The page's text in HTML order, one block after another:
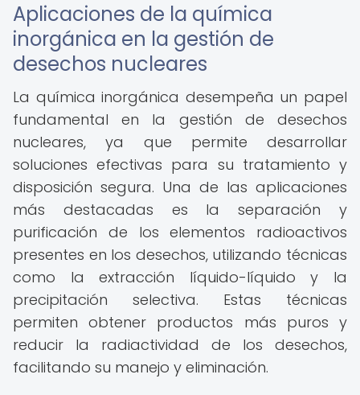
Aplicaciones de la química
inorgánica en la gestión de
desechos nucleares
La química inorgánica desempeña un papel
fundamental en la gestión de desechos
nucleares, ya que permite desarrollar
soluciones efectivas para su tratamiento y
disposición segura. Una de las aplicaciones
más destacadas es la separación y
purificación de los elementos radioactivos
presentes en los desechos, utilizando técnicas
como la extracción líquido-líquido y la
precipitación selectiva. Estas técnicas
permiten obtener productos más puros y
reducir la radiactividad de los desechos,
facilitando su manejo y eliminación.